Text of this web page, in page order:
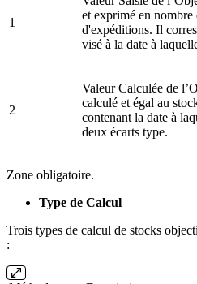
1
et exprimé en nombre
d'expéditions. Il
visé à la date à
2
Valeur Calculée de
calculé et égal au
contenant la date à
deux écarts type.
Zone obligatoire.
Type de Calcul
Trois types de calcul de stocks
: